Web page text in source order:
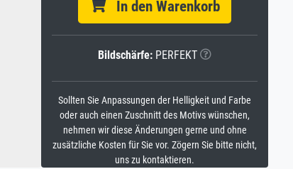
In den Warenkorb
Bildschärfe: PERFEKT
Sollten Sie Anpassungen der Helligkeit und Farbe
oder auch einen Zuschnitt des Motivs wünschen,
nehmen wir diese Änderungen gerne und ohne
zusätzliche Kosten für Sie vor. Zögern Sie bitte nicht,
uns zu kontaktieren.